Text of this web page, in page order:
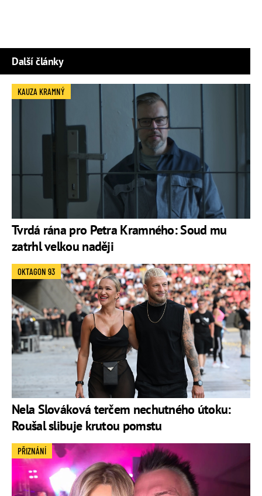
Další články
Tvrdá rána pro Petra Kramného: Soud mu
zatrhl velkou naději
KAUZA KRAMNÝ
Nela Slováková terčem nechutného útoku:
Roušal slibuje krutou pomstu
OKTAGON 93
PŘIZNÁNÍ